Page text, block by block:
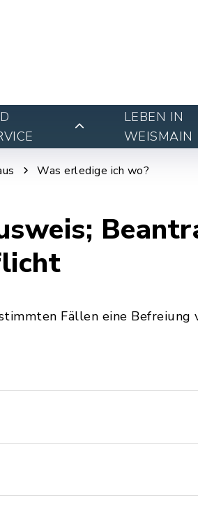
LEBEN IN
WEISMAIN
Was erledige ich wo?
Fällen eine